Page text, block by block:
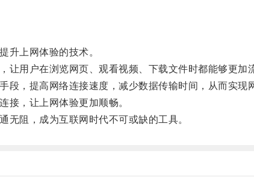
上网体验的技术。
用户在浏览网页、观看视频、下载文件时都能够更加
，提高网络连接速度，减少数据传输时间，从而实现
，让上网体验更加顺畅。
阻，成为互联网时代不可或缺的工具。